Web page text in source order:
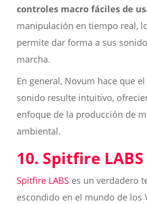
controles macro fáciles de
manipulación en tiempo real,
permite dar forma a sus
marcha.
En general, Novum hace que
sonido resulte intuitivo,
enfoque de la producción de
ambiental.
10. Spitfire LABS
Spitfire LABS es un verdadero
escondido en el mundo de los